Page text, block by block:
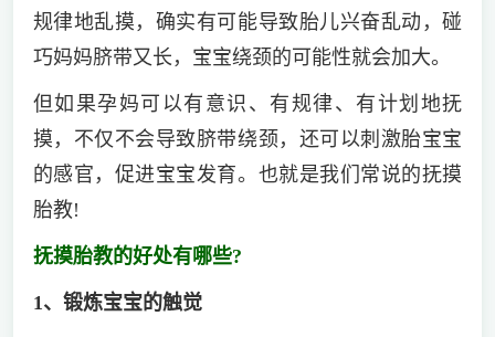
规律地乱摸，确实有可能导致胎儿兴奋乱动，碰
巧妈妈脐带又长，宝宝绕颈的可能性就会加大。
但如果孕妈可以有意识、有规律、有计划地抚
摸，不仅不会导致脐带绕颈，还可以刺激胎宝宝
的感官，促进宝宝发育。也就是我们常说的抚摸
胎教!
抚摸胎教的好处有哪些?
1、锻炼宝宝的触觉